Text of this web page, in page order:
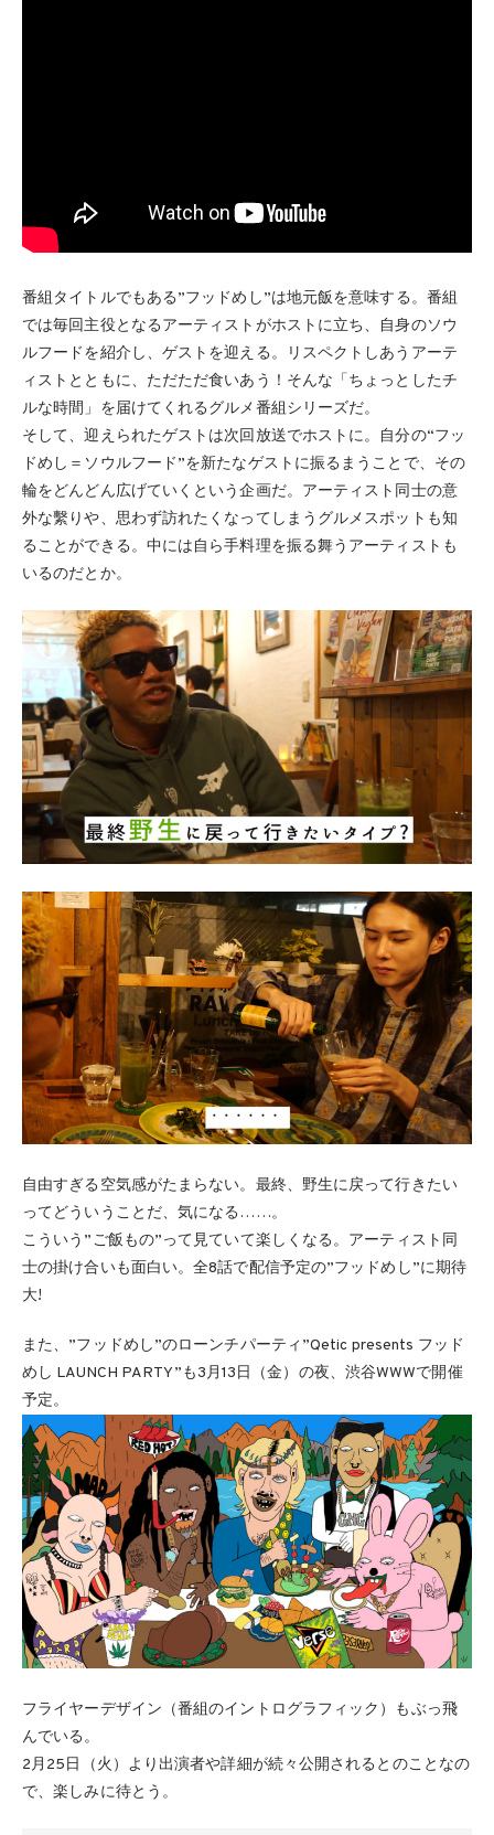
番組タイトルでもある”フッドめし”は地元飯を意味する。番組
では毎回主役となるアーティストがホストに立ち、自身のソウ
ルフードを紹介し、ゲストを迎える。リスペクトしあうアーテ
ィストとともに、ただただ食いあう！そんな「ちょっとしたチ
ルな時間」を届けてくれるグルメ番組シリーズだ。
そして、迎えられたゲストは次回放送でホストに。自分の“フッ
ドめし＝ソウルフード”を新たなゲストに振るまうことで、その
輪をどんどん広げていくという企画だ。アーティスト同士の意
外な繫りや、思わず訪れたくなってしまうグルメスポットも知
ることができる。中には自ら手料理を振る舞うアーティストも
いるのだとか。
自由すぎる空気感がたまらない。最終、野生に戻って行きたい
ってどういうことだ、気になる……。
こういう”ご飯もの”って見ていて楽しくなる。アーティスト同
士の掛け合いも面白い。全8話で配信予定の”フッドめし”に期待
大!
また、”フッドめし”のローンチパーティ”Qetic presents フッド
めし LAUNCH PARTY”も3月13日（金）の夜、渋谷WWWで開催
予定。
フライヤーデザイン（番組のイントログラフィック）もぶっ飛
んでいる。
2月25日（火）より出演者や詳細が続々公開されるとのことなの
で、楽しみに待とう。